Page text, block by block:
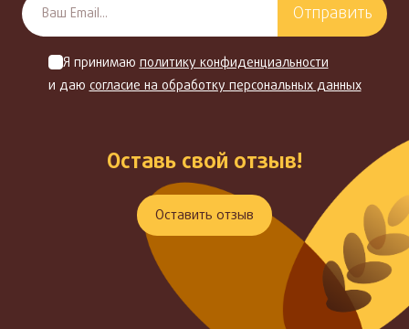
Отправить
Я принимаюполитику конфиденциальности
и даюсогласие на обработку персональных данных
Оставь свой отзыв!
Оставить отзыв